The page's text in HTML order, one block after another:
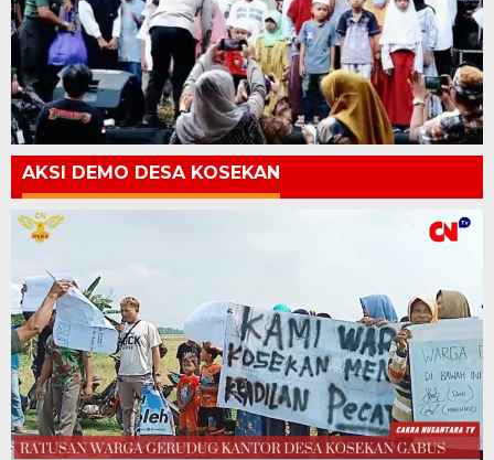
AKSI DEMO DESA KOSEKAN